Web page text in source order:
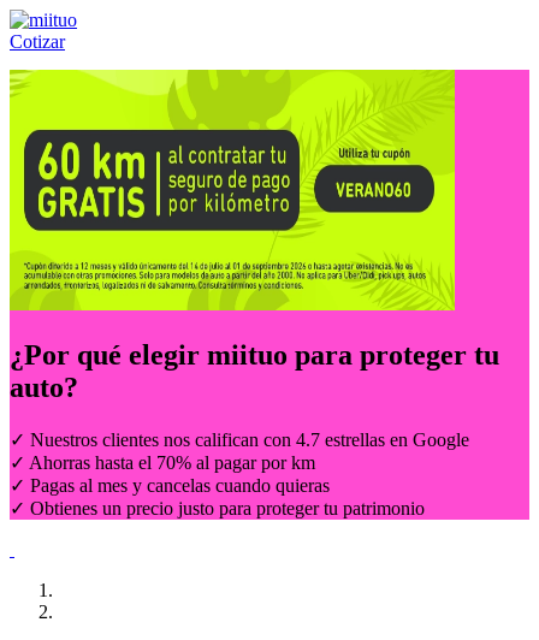
Cotizar
Llámanos al:(55) 84-21-05-00 ó
¿Por qué elegir miituo para proteger tu
auto?
✓ Nuestros clientes nos califican con 4.7 estrellas en Google
✓ Ahorras hasta el 70% al pagar por km
✓ Pagas al mes y cancelas cuando quieras
✓ Obtienes un precio justo para proteger tu patrimonio